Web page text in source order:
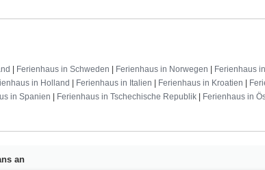
| Ferienhaus in Schweden | Ferienhaus in Norwegen | Ferienhaus
in Holland | Ferienhaus in Italien | Ferienhaus in Kroatien |
in Spanien | Ferienhaus in Tschechische Republik | Ferienhaus in
an